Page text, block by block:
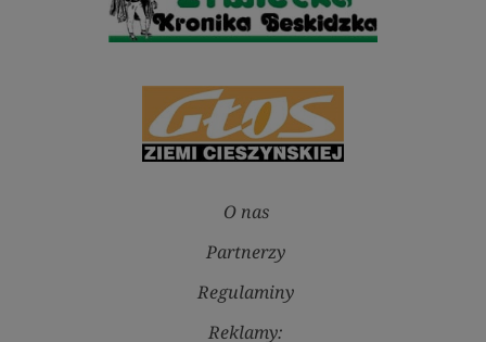
O nas
Partnerzy
Regulaminy
Reklamy: